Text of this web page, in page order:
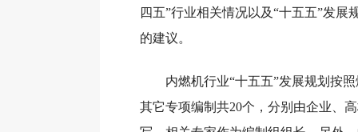
四五”行业相关情况以及“十五五”发展
的建议。
内燃机行业“十五五”发展规划按
其它专项编制共20个，分别由企业、